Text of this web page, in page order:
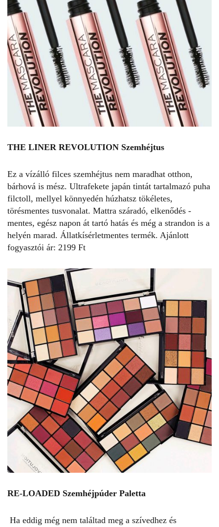
THE LINER REVOLUTION Szemhéjtus
Ez a vízálló filces szemhéjtus nem maradhat otthon,
bárhová is mész. Ultrafekete japán tintát tartalmazó puha
filctoll, mellyel könnyedén húzhatsz tökéletes,
törésmentes tusvonalat. Mattra száradó, elkenődés -
mentes, egész napon át tartó hatás és még a strandon is a
helyén marad. Állatkísérletmentes termék. Ajánlott
fogyasztói ár: 2199 Ft
RE-LOADED Szemhéjpúder Paletta
Ha eddig még nem találtad meg a szívedhez és